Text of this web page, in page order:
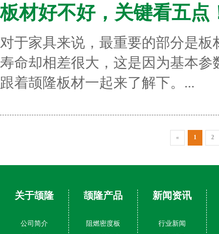
板材好不好，关键看五点
对于家具来说，最重要的部分是
寿命却相差很大，这是因为基本
跟着颉隆板材一起来了解下。...
« 1 2
关于颉隆
公司简介
颉隆产品
阻燃密度板
新闻资讯
行业新闻